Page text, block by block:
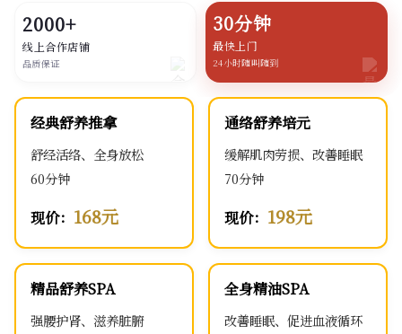
2000+
线上合作店铺
品质保证
30分钟
最快上门
24小时随叫随到
经典舒养推拿
舒经活络、全身放松
60分钟
现价： 168元
通络舒养培元
缓解肌肉劳损、改善睡眠
70分钟
现价： 198元
精品舒养SPA
强腰护肾、滋养脏腑
全身精油SPA
改善睡眠、促进血液循环